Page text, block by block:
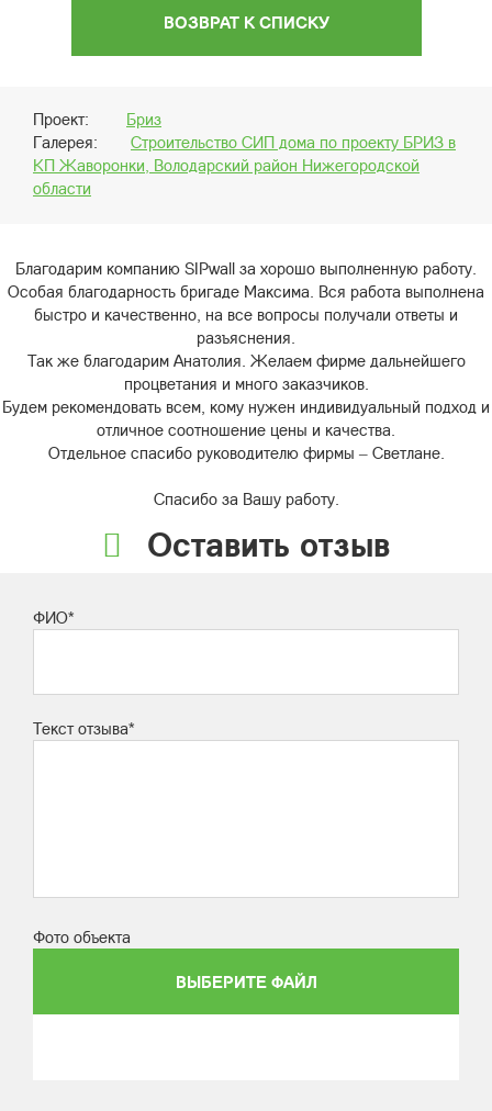
ВОЗВРАТ К СПИСКУ
Проект:
Бриз
Галерея:
Строительство СИП дома по проекту БРИЗ в
КП Жаворонки, Володарский район Нижегородской
области
Благодарим компанию SIPwall за хорошо выполненную работу.
Особая благодарность бригаде Максима. Вся работа выполнена
быстро и качественно, на все вопросы получали ответы и
разъяснения.
Так же благодарим Анатолия. Желаем фирме дальнейшего
процветания и много заказчиков.
Будем рекомендовать всем, кому нужен индивидуальный подход и
отличное соотношение цены и качества.
Отдельное спасибо руководителю фирмы – Светлане.
Спасибо за Вашу работу.
Оставить отзыв
ФИО*
Текст отзыва*
Фото объекта
ВЫБЕРИТЕ ФАЙЛ